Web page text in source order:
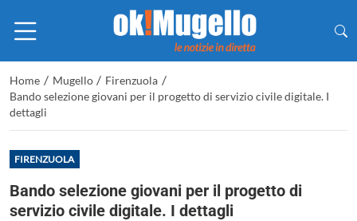
Home / Mugello / Firenzuola /
Bando selezione giovani per il progetto di servizio civile digitale. I
dettagli
FIRENZUOLA
Bando selezione giovani per il progetto di
servizio civile digitale. I dettagli